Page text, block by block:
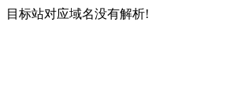
目标站对应域名没有解析!